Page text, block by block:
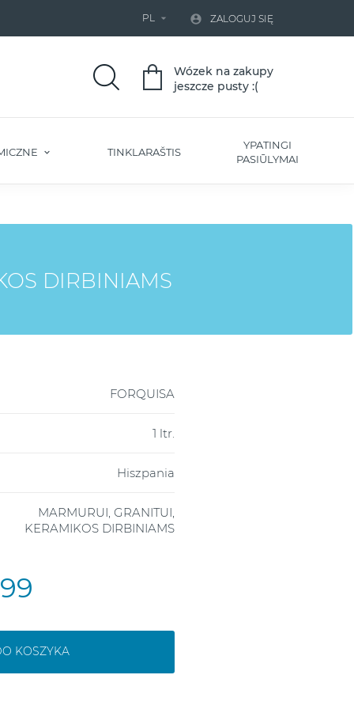
PL   ZALOGUJ SIĘ
Wózek na zakupy
jeszcze pusty :(
TINKLARAŠTIS
YPATINGI
PASIŪLYMAI
DIRBINIAMS
FORQUISA
1 ltr.
Hiszpania
MARMURUI, GRANITUI,
KERAMIKOS DIRBINIAMS
KOSZYKA